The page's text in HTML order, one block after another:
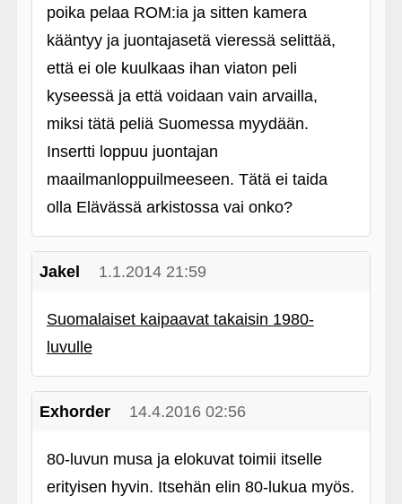
poika pelaa ROM:ia ja sitten kamera
kääntyy ja juontajasetä vieressä selittää,
että ei ole kuulkaas ihan viaton peli
kyseessä ja että voidaan vain arvailla,
miksi tätä peliä Suomessa myydään.
Insertti loppuu juontajan
maailmanloppuilmeeseen. Tätä ei taida
olla Elävässä arkistossa vai onko?
Jakel 1.1.2014 21:59
Suomalaiset kaipaavat takaisin 1980-
luvulle
Exhorder 14.4.2016 02:56
80-luvun musa ja elokuvat toimii itselle
erityisen hyvin. Itsehän elin 80-lukua myös.